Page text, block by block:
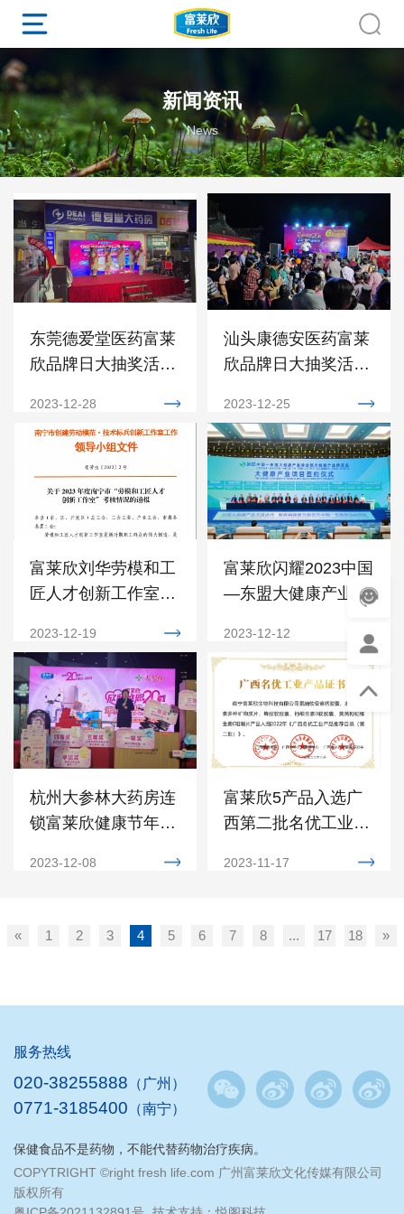
新闻资讯
News
东莞德爱堂医药富莱
欣品牌日大抽奖活动
2023-12-28
汕头康德安医药富莱
欣品牌日大抽奖活动
2023-12-25
富莱欣刘华劳模和工
匠人才创新工作室荣
号
2023-12-19
富莱欣闪耀2023中国
—东盟大健康产业峰
会
2023-12-12
杭州大参林大药房连
锁富莱欣健康节年终
收官
2023-12-08
富莱欣5产品入选广
西第二批名优工业产
2023-11-17
« 1 2 3 4 5 6 7 8 ... 17 18 »
服务热线
020-38255888 （广州）
0771-3185400 （南宁）
保健食品不是药物，不能代替药物治疗疾病。
COPYTRIGHT ©right fresh life.com 广州富莱欣文化传媒有限公司
版权所有